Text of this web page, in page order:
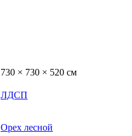
730 × 730 × 520 см
ЛДСП
Орех лесной